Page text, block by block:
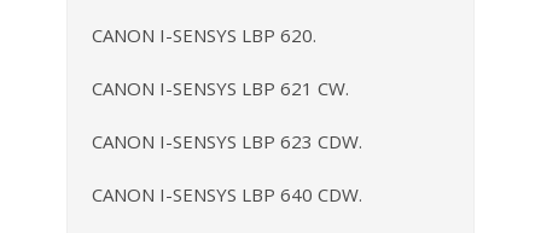
CANON I-SENSYS LBP 620.
CANON I-SENSYS LBP 621 CW.
CANON I-SENSYS LBP 623 CDW.
CANON I-SENSYS LBP 640 CDW.